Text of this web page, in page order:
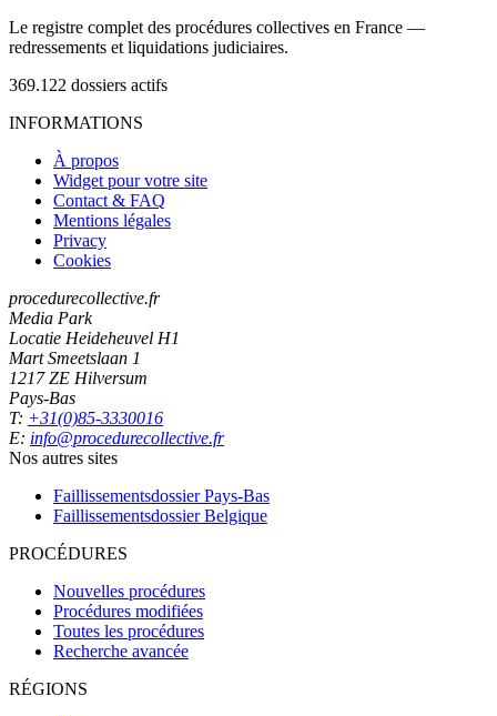
Le registre complet des procédures collectives en France —
redressements et liquidations judiciaires.
369.122 dossiers actifs
INFORMATIONS
À propos
Widget pour votre site
Contact & FAQ
Mentions légales
Privacy
Cookies
procedurecollective.fr
Media Park
Locatie Heideheuvel H1
Mart Smeetslaan 1
1217 ZE Hilversum
Pays-Bas
T: +31(0)85-3330016
E: info@procedurecollective.fr
Nos autres sites
Faillissementsdossier Pays-Bas
Faillissementsdossier Belgique
PROCÉDURES
Nouvelles procédures
Procédures modifiées
Toutes les procédures
Recherche avancée
RÉGIONS